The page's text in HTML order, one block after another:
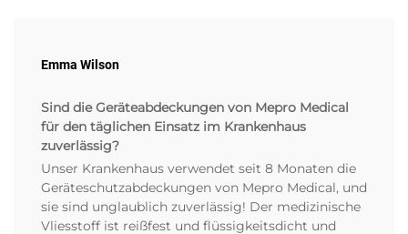
Emma Wilson
Sind die Geräteabdeckungen von Mepro Medical
für den täglichen Einsatz im Krankenhaus
zuverlässig?
Unser Krankenhaus verwendet seit 8 Monaten die
Geräteschutzabdeckungen von Mepro Medical, und
sie sind unglaublich zuverlässig! Der medizinische
Vliesstoff ist reißfest und flüssigkeitsdicht und